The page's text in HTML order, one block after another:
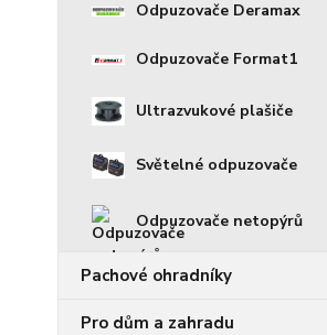
Odpuzovače Deramax
Odpuzovače Format1
Ultrazvukové plašiče
Světelné odpuzovače
Odpuzovače netopýrů
Pachové ohradníky
Pro dům a zahradu